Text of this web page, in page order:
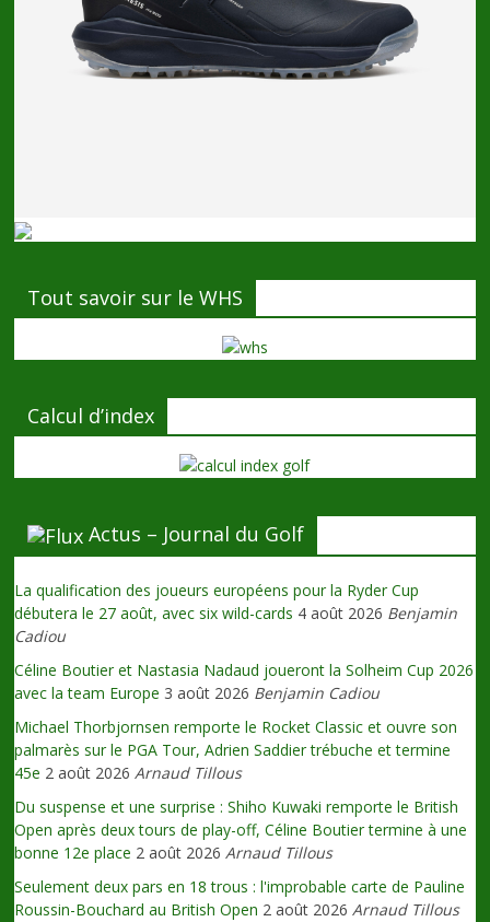
Tout savoir sur le WHS
Calcul d’index
Actus – Journal du Golf
La qualification des joueurs européens pour la Ryder Cup
débutera le 27 août, avec six wild-cards 4 août 2026 Benjamin
Cadiou
Céline Boutier et Nastasia Nadaud joueront la Solheim Cup 2026
avec la team Europe 3 août 2026 Benjamin Cadiou
Michael Thorbjornsen remporte le Rocket Classic et ouvre son
palmarès sur le PGA Tour, Adrien Saddier trébuche et termine
45e 2 août 2026 Arnaud Tillous
Du suspense et une surprise : Shiho Kuwaki remporte le British
Open après deux tours de play-off, Céline Boutier termine à une
bonne 12e place 2 août 2026 Arnaud Tillous
Seulement deux pars en 18 trous : l'improbable carte de Pauline
Roussin-Bouchard au British Open 2 août 2026 Arnaud Tillous